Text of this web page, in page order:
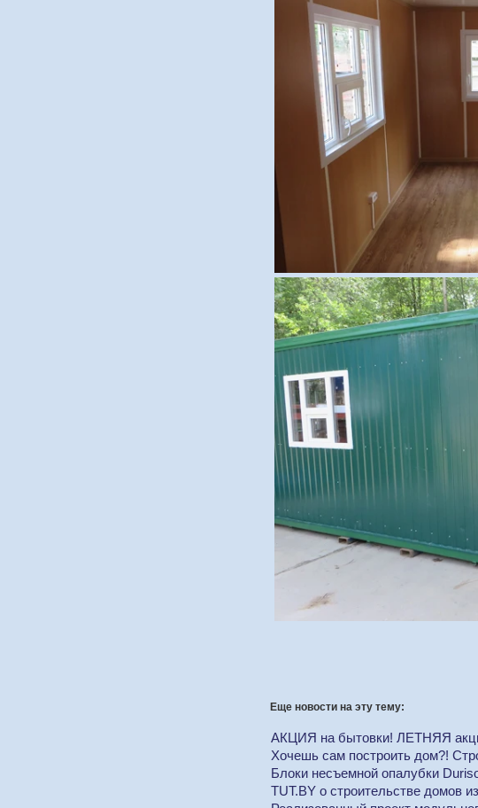
Еще новости на эту тему:
АКЦИЯ на бытовки! ЛЕТНЯЯ
Хочешь сам построить дом?!
Блоки несъемной опалубки
TUT.BY о строительстве домов